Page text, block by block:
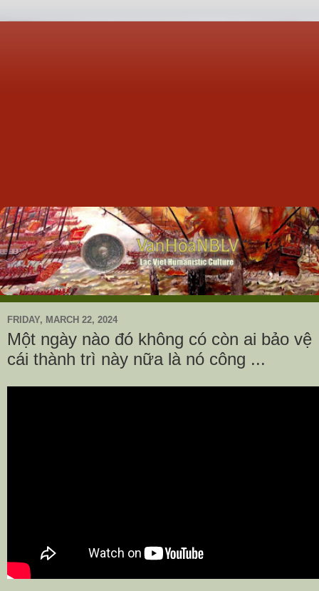
FRIDAY, MARCH 22, 2024
Một ngày nào đó không có còn ai bảo vệ
cái thành trì này nữa là nó công ...